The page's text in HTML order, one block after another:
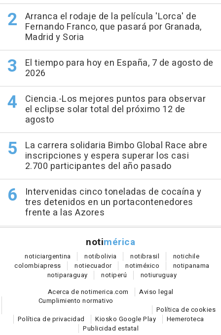
Arranca el rodaje de la película 'Lorca' de
Fernando Franco, que pasará por Granada,
Madrid y Soria
El tiempo para hoy en España, 7 de agosto de
2026
Ciencia.-Los mejores puntos para observar
el eclipse solar total del próximo 12 de
agosto
La carrera solidaria Bimbo Global Race abre
inscripciones y espera superar los casi
2.700 participantes del año pasado
Intervenidas cinco toneladas de cocaína y
tres detenidos en un portacontenedores
frente a las Azores
notimérica
noticiargentina notibolivia notibrasil notichile
colombiapress notiecuador notiméxico notipanama
notiparaguay notiperú notiuruguay
Acerca de notimerica.com
Aviso legal
Cumplimiento normativo
Política de cookies
Política de privacidad
Kiosko Google Play
Hemeroteca
Publicidad estatal